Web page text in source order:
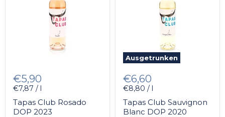
€5,90
€7,87 / l
Tapas Club Rosado
DOP 2023
Ausgetrunken
€6,60
€8,80 / l
Tapas Club Sauvignon
Blanc DOP 2020